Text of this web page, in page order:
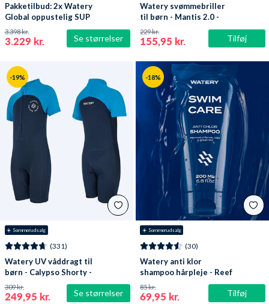
Se størrelser
Pakketilbud: 2x Watery
Global oppustelig SUP
PaddleBoard 10'6
3.229 kr.
3.398 kr.
Tilføj
Watery svømmebriller
til børn - Mantis 2.0 -
Lilla/klar
155,95 kr.
229 kr.
-19%
☀️ Sommerudsalg
Se størrelser
(331)
Watery UV våddragt til
børn - Calypso Shorty -
Mørkeblå
249,95 kr.
309 kr.
-18%
☀️ Sommerudsalg
Tilføj
(30)
Watery anti klor
shampoo hårpleje - Reef
69,95 kr.
85 kr.